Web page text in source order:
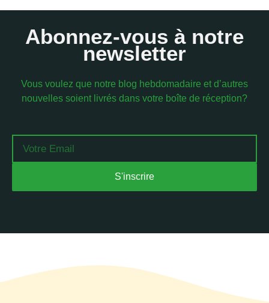
Abonnez-vous à notre
newsletter
Vous voulez que notre blog hebdomadaire et d’autres
nouvelles soient livrés dans votre boîte de réception?
S'inscrire